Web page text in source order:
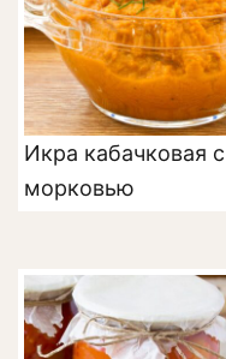
Икра кабачковая с
морковью